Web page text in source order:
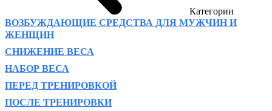
Категории
ВОЗБУЖДАЮЩИЕ СРЕДСТВА ДЛЯ МУЖЧИН И
ЖЕНЩИН
СНИЖЕНИЕ ВЕСА
НАБОР ВЕСА
ПЕРЕД ТРЕНИРОВКОЙ
ПОСЛЕ ТРЕНИРОВКИ